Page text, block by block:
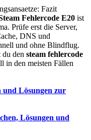
Fazit
Fehlercode E20 ist
Prüfe erst die Server,
DNS und
und ohne Blindflug.
du den steam fehlercode
in den meisten Fällen
und Lösungen zur
Lösungen und